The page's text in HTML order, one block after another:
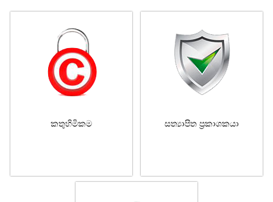
කතුහිමිකම සත්‍යාපිත ප්‍රකාශකයා